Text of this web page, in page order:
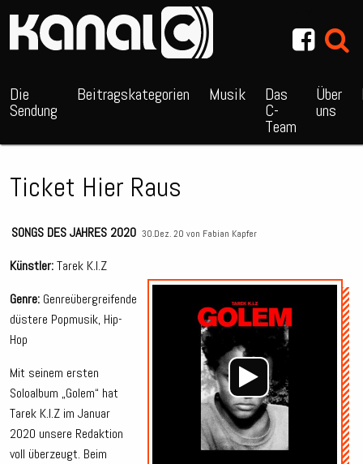
Die
Sendung
Beitragskategorien Musik Das
C-
Team
Über
uns
Ticket Hier Raus
SONGS DES JAHRES 2020 30.Dez. 20 von Fabian Kapfer
Künstler:Tarek K.I.Z
Genre: Genreübergreifende
düstere Popmusik, Hip-
Hop
Mit seinem ersten
Soloalbum „Golem“ hat
Tarek K.I.Z im Januar
2020 unsere Redaktion
voll überzeugt. Beim